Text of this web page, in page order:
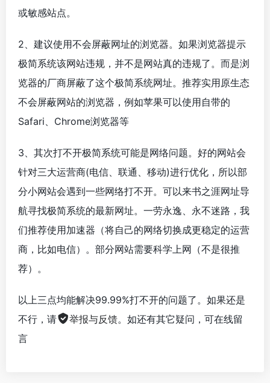
或敏感站点。
2、建议使用不会屏蔽网址的浏览器。如果浏览器提示
极简系统该网站违规，并不是网站真的违规了。而是浏
览器的厂商屏蔽了这个极简系统网址。推荐实用原生态
不会屏蔽网站的浏览器，例如苹果可以使用自带的
Safari、Chrome浏览器等
3、其次打不开极简系统可能是网络问题。好的网站会
针对三大运营商(电信、联通、移动)进行优化，所以部
分小网站会遇到一些网络打不开。可以来书之涯网址导
航寻找极简系统的最新网址。一劳永逸、永不迷路，我
们推荐使用加速器（将自己的网络切换成更稳定的运营
商，比如电信）。部分网站需要科学上网（不是很推
荐）。
以上三点均能解决99.99%打不开的问题了。如果还是
不行，请
举报与反馈。如还有其它疑问，可在线留
言